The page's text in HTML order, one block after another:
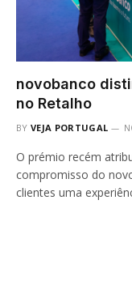
novobanco
no Retalho
BY VEJA PORTUGAL
O prémio recém
compromisso do
clientes uma